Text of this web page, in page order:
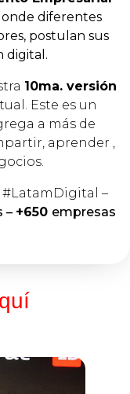
diferentes
postulan sus
digital.
10ma. versión
Este es un
a más de
aprender ,
–
– +650 empresas